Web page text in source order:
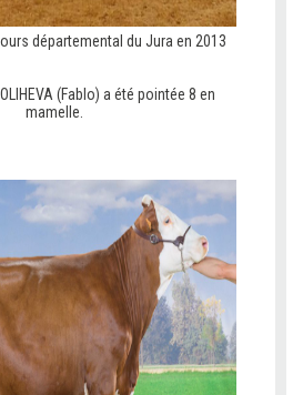
départemental du Jura en 2013
(Fablo) a été pointée 8 en
mamelle.